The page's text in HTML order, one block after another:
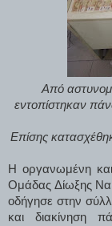
Από
εντοπίστηκαν
Επίσης
Η οργανωμένη και
Ομάδας Δίωξης
οδήγησε στην
και διακίνηση